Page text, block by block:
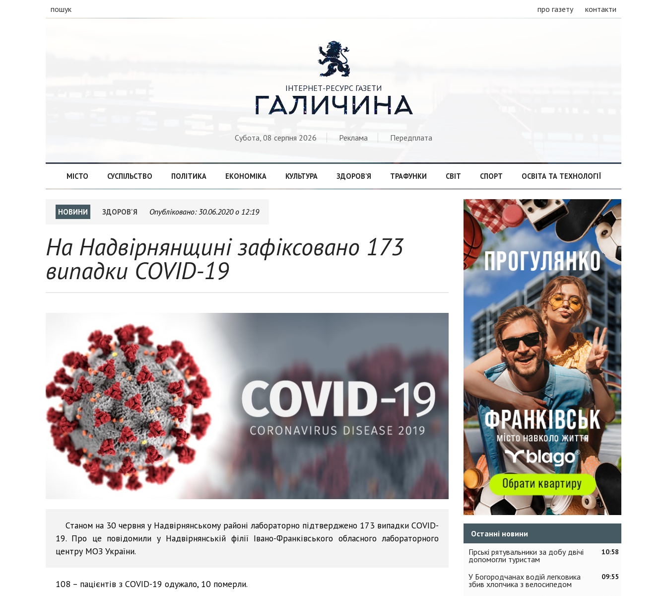
пошук про газету контакти

ІНТЕРНЕТ-РЕСУРС ГАЗЕТИ
ГАЛИЧИНА
Субота, 08 серпня 2026 Реклама Передплата
МІСТО СУСПІЛЬСТВО ПОЛІТИКА ЕКОНОМІКА КУЛЬТУРА ЗДОРОВ’Я ТРАФУНКИ СВІТ СПОРТ ОСВІТА ТА ТЕХНОЛОГІЇ
НОВИНИ ЗДОРОВ'Я Опубліковано:30.06.2020 о 12:19
На Надвірнянщині зафіксовано 173
випадки COVID-19
Станом на 30 червня у Надвірнянському районі лабораторно підтверджено 173 випадки COVID-
19. Про це повідомили у Надвірнянській філії Івано-Франківського обласного лабораторного
центру МОЗ України.
108 – пацієнтів з COVID-19 одужало, 10 померли.
Останні новини
10:58
Гірські рятувальники за добу двічі
допомогли туристам
09:55
У Богородчанах водій легковика
збив хлопчика з велосипедом